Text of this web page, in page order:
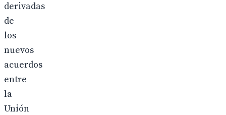
derivadas
de
los
nuevos
acuerdos
entre
la
Unión